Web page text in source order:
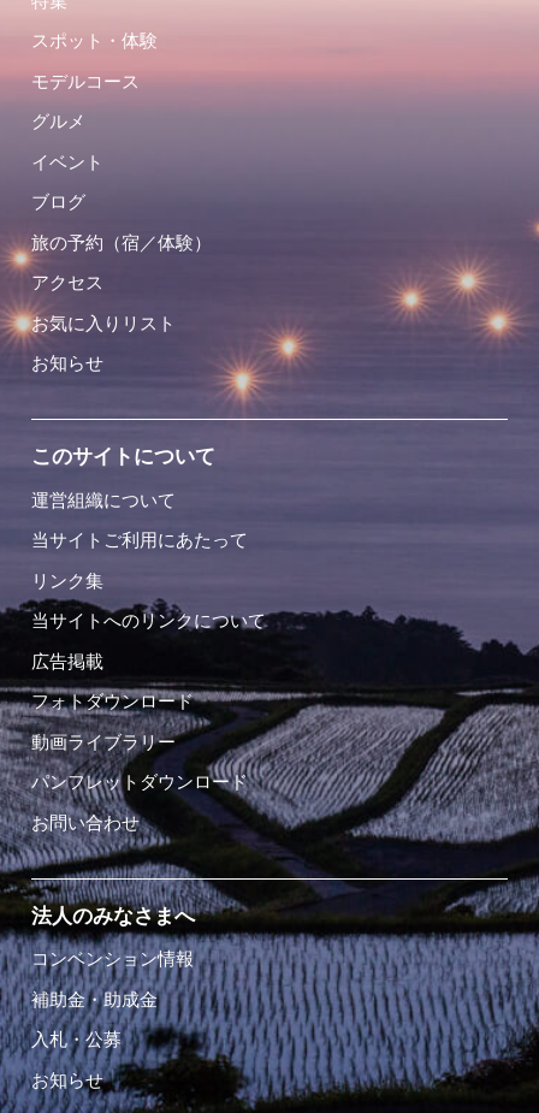
スポット・体験
モデルコース
グルメ
イベント
ブログ
旅の予約（宿／体験）
アクセス
お気に入りリスト
お知らせ
このサイトについて
運営組織について
当サイトご利用にあたって
リンク集
当サイトへのリンクについて
広告掲載
フォトダウンロード
動画ライブラリー
パンフレットダウンロード
お問い合わせ
法人のみなさまへ
コンベンション情報
補助金・助成金
入札・公募
お知らせ